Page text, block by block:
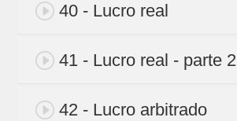
40 - Lucro real
41 - Lucro real - parte 2
42 - Lucro arbitrado